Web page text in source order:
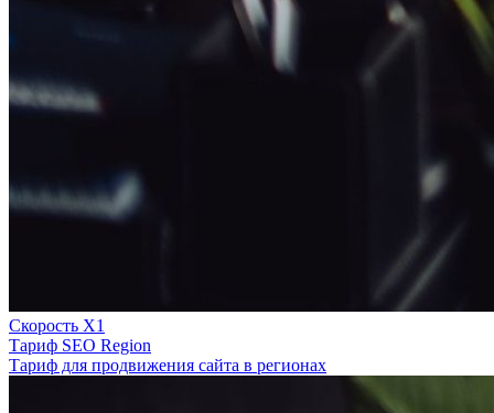
Скорость Х1
Тариф SEO Region
Тариф для продвижения сайта в регионах